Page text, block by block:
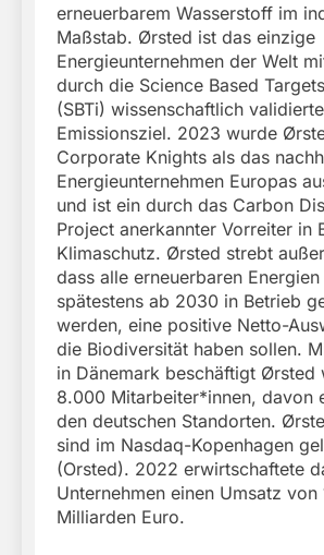
erneuerbarem Wasserstoff im
Maßstab. Ørsted ist das einzige
Energieunternehmen der Welt
durch die Science Based
(SBTi) wissenschaftlich
Emissionsziel. 2023 wurde
Corporate Knights als das
Energieunternehmen Europas
und ist ein durch das Carbon
Project anerkannter Vorreiter in
Klimaschutz. Ørsted strebt
dass alle erneuerbaren
spätestens ab 2030 in Betrieb
werden, eine positive Netto-
die Biodiversität haben sollen.
in Dänemark beschäftigt Ørsted
8.000 Mitarbeiter*innen, davon
den deutschen Standorten.
sind im Nasdaq-Kopenhagen
(Orsted). 2022 erwirtschaftete
Unternehmen einen Umsatz von
Milliarden Euro.